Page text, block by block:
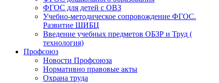
ФГОС для детей с ОВЗ
Учебно-методическое сопровождение ФГОС.
Развитие ШИБЦ
Введение учебных предметов ОБЗР и Труд (
технология)
Профсоюз
Новости Профсоюза
Нормативно правовые акты
Охрана труда